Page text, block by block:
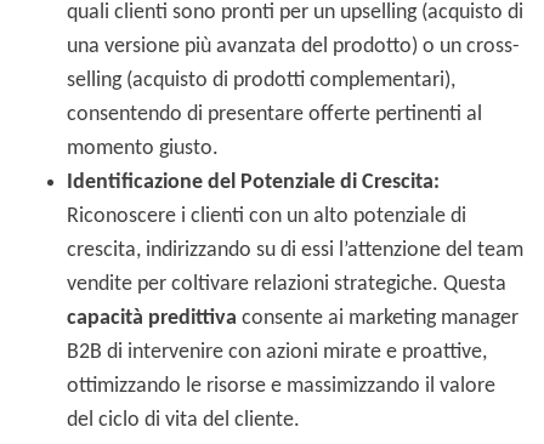
quali clienti sono pronti per un upselling (acquisto di
una versione più avanzata del prodotto) o un cross-
selling (acquisto di prodotti complementari),
consentendo di presentare offerte pertinenti al
momento giusto.
Identificazione del Potenziale di Crescita:
Riconoscere i clienti con un alto potenziale di
crescita, indirizzando su di essi l’attenzione del team
vendite per coltivare relazioni strategiche. Questa
capacità predittiva consente ai marketing manager
B2B di intervenire con azioni mirate e proattive,
ottimizzando le risorse e massimizzando il valore
del ciclo di vita del cliente.